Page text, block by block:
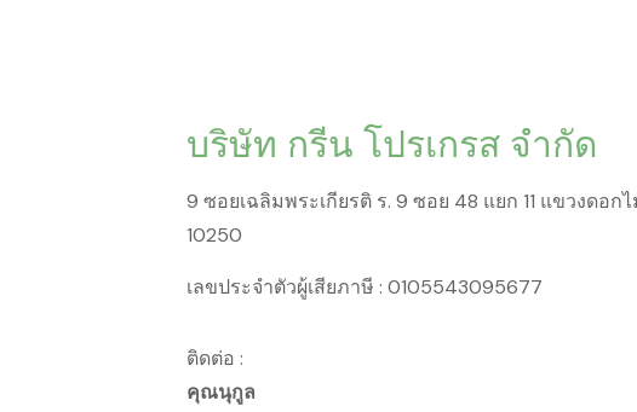
บริษัท กรีน โปรเกรส จำกัด
9 ซอยเฉลิมพระเกียรติ ร. 9 ซอย 48 แยก 11 แขวงดอก
10250
เลขประจำตัวผู้เสียภาษี : 0105543095677
ติดต่อ :
คุณนุกูล